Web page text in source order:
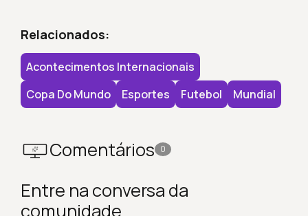
Relacionados:
Acontecimentos Internacionais
Copa Do Mundo
Esportes Futebol Mundial
Comentários 0
Entre na conversa da
comunidade